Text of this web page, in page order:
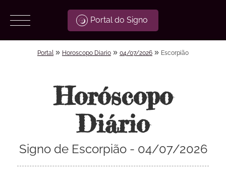
Portal do Signo
Portal » Horoscopo Diario » 04/07/2026 » Escorpião
Horóscopo
Diário
Signo de Escorpião - 04/07/2026